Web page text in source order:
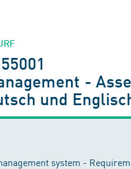
-
und
system -